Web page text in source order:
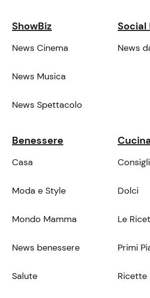
ShowBiz
News Cinema
News Musica
News Spettacolo
Social
News
Benessere
Casa
Moda e Style
Mondo Mamma
News benessere
Salute
Dolci
Le
Primi
Ricette